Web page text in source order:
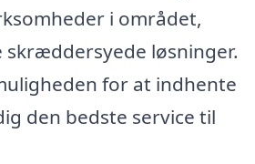
i området,
skræddersyede løsninger.
for at indhente
den bedste service til